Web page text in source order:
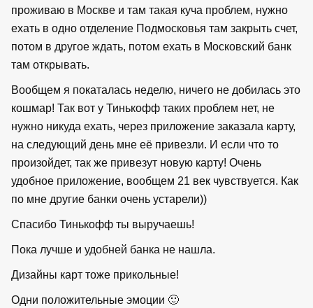
проживаю в Москве и там такая куча проблем, нужно
ехать в одно отделение Подмосковья там закрыть счет,
потом в другое ждать, потом ехать в Московский банк
там открывать.
Вообщем я покаталась неделю, ничего не добилась это
кошмар! Так вот у Тинькофф таких проблем нет, не
нужно никуда ехать, через приложение заказала карту,
на следующий день мне её привезли. И если что то
произойдет, так же привезут новую карту! Очень
удобное приложение, вообщем 21 век чувствуется. Как
по мне другие банки очень устарели))
Спасибо Тинькофф ты выручаешь!
Пока лучше и удобней банка не нашла.
Дизайны карт тоже прикольные!
Одни положительные эмоции 🙂